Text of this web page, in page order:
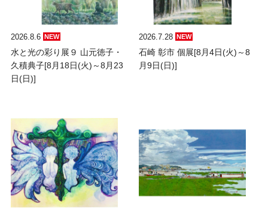
2026.8.6 NEW
水と光の彩り展９ 山元徳子・
久積典子[8月18日(火)～8月23
日(日)]
2026.7.28 NEW
石崎 彰市 個展[8月4日(火)～8
月9日(日)]